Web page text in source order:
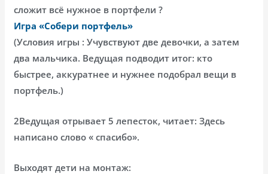
сложит всё нужное в портфели ?
Игра «Собери портфель»
(Условия игры : Учувствуют две девочки, а затем
два мальчика. Ведущая подводит итог: кто
быстрее, аккуратнее и нужнее подобрал вещи в
портфель.)
2Ведущая отрывает 5 лепесток, читает: Здесь
написано слово « спасибо».
Выходят дети на монтаж: